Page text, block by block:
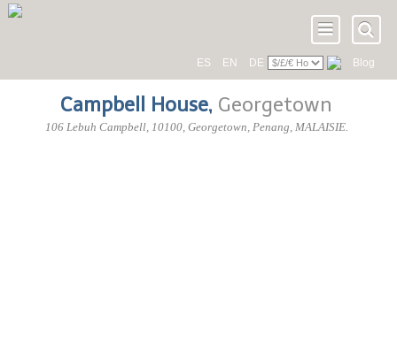
ES EN DE Blog
Campbell House, Georgetown
106 Lebuh Campbell, 10100, Georgetown, Penang, MALAISIE.